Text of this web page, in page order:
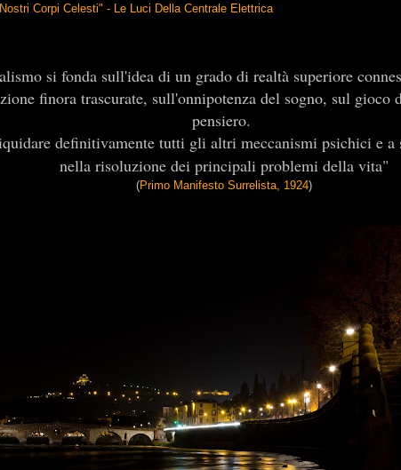
Corpi Celesti" - Le Luci Della Centrale Elettrica
si fonda sull'idea di un grado di realtà superiore
finora trascurate, sull'onnipotenza del sogno, sul gioco
pensiero.
definitivamente tutti gli altri meccanismi psichici e a
nella risoluzione dei principali problemi della vita"
(Primo Manifesto Surrelista, 1924)